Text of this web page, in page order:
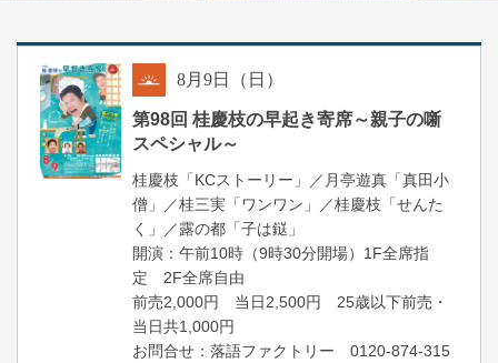
8月9日（日）
第98回 桂慶枝の早起き寄席～親子の噺
スペシャル～
桂慶枝「KCストーリー」／月亭遊真「真田小
僧」／桂三実「ワンワン」／桂慶枝「せんた
く」／露の都「子は鎹」
開演：午前10時（9時30分開場）1F全席指
定 2F全席自由
前売2,000円 当日2,500円 25歳以下前売・
当日共1,000円
お問合せ：落語ファクトリー 0120-874-315